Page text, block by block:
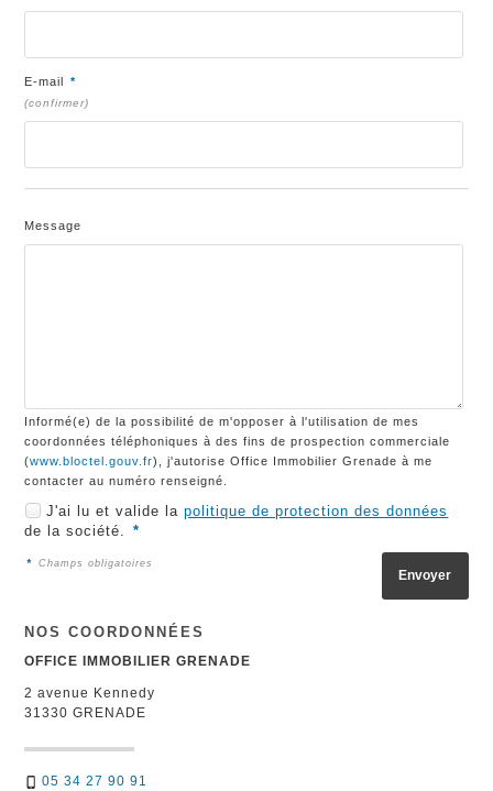
E-mail *
(confirmer)
Message
Informé(e) de la possibilité de m'opposer à l'utilisation de mes
coordonnées téléphoniques à des fins de prospection commerciale
(www.bloctel.gouv.fr), j'autorise Office Immobilier Grenade à me
contacter au numéro renseigné.
J'ai lu et valide lapolitique de protection des données
de la société.
*
* Champs obligatoires
NOS COORDONNÉES
OFFICE IMMOBILIER GRENADE
2 avenue Kennedy
31330 GRENADE
05 34 27 90 91